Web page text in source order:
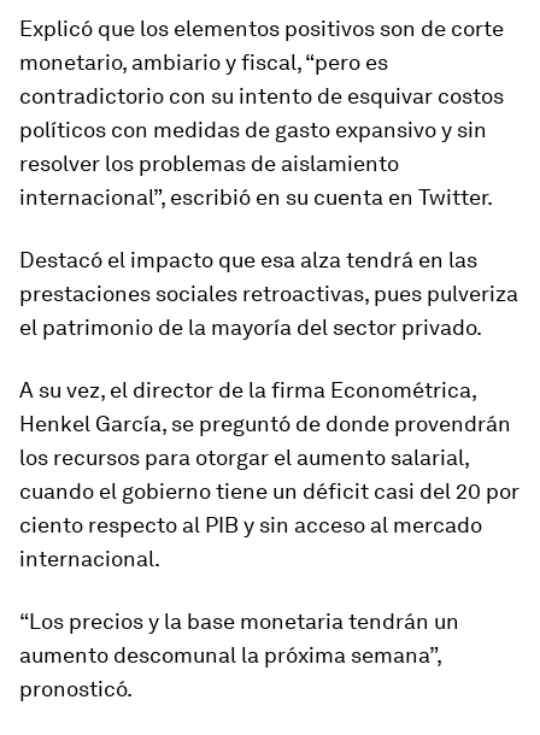
Explicó que los elementos positivos son de corte
monetario, ambiario y fiscal, “pero es
contradictorio con su intento de esquivar costos
políticos con medidas de gasto expansivo y sin
resolver los problemas de aislamiento
internacional”, escribió en su cuenta en Twitter.
Destacó el impacto que esa alza tendrá en las
prestaciones sociales retroactivas, pues pulveriza
el patrimonio de la mayoría del sector privado.
A su vez, el director de la firma Econométrica,
Henkel García, se preguntó de donde provendrán
los recursos para otorgar el aumento salarial,
cuando el gobierno tiene un déficit casi del 20 por
ciento respecto al PIB y sin acceso al mercado
internacional.
“Los precios y la base monetaria tendrán un
aumento descomunal la próxima semana”,
pronosticó.